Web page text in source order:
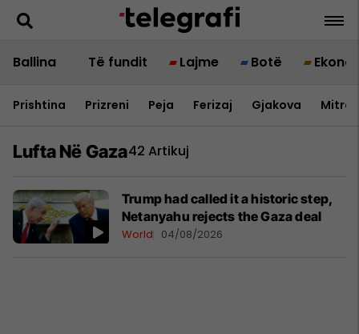
Ballina Të fundit Lajme Botë
Prishtina Prizreni Peja Ferizaj Gjakova
Lufta Në Gaza42 Artikuj
Trump had called it a historic step,
Netanyahu rejects the Gaza deal
World 04/08/2026